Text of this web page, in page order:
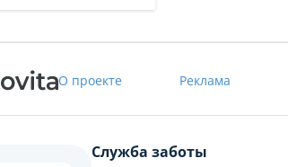
О проекте Реклама
Служба заботы